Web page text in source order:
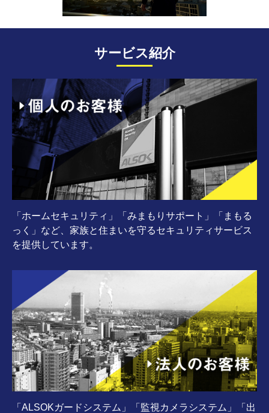
サービス紹介
「ホームセキュリティ」「みまもりサポート」「まもる
っく」など、家族と住まいを守るセキュリティサービス
を提供しています。
「ALSOKガードシステム」「監視カメラシステム」「出